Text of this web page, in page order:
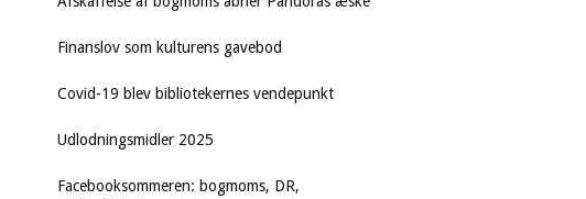
Finanslov som kulturens gavebod
Covid-19 blev bibliotekernes vendepunkt
Udlodningsmidler 2025
Facebooksommeren: bogmoms, DR,